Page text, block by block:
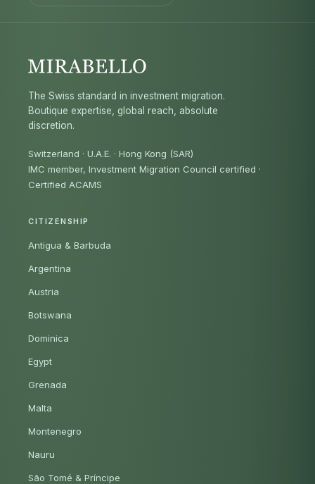
The Swiss standard in investment migration.
Boutique expertise, global reach, absolute
discretion.
Switzerland · U.A.E. · Hong Kong (SAR)
IMC member, Investment Migration Council certified ·
Certified ACAMS
CITIZENSHIP
Antigua & Barbuda
Argentina
Austria
Botswana
Dominica
Egypt
Grenada
Malta
Montenegro
Nauru
São Tomé & Príncipe